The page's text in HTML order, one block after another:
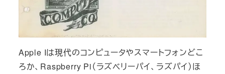
Apple Iは現代のコンピュータやスマートフォンどこ
ろか、Raspberry Pi（ラズベリーパイ、ラズパイ）ほ